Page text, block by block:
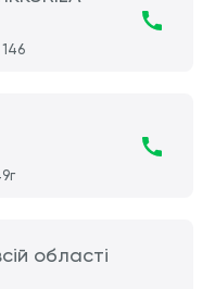
області